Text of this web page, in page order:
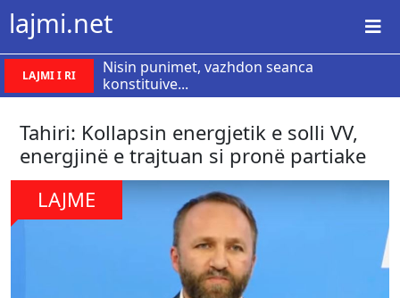
lajmi.net
LAJMI I RI
Nisin punimet, vazhdon seanca
konstituive...
Tahiri: Kollapsin energjetik e solli VV,
energjinë e trajtuan si pronë partiake
LAJME